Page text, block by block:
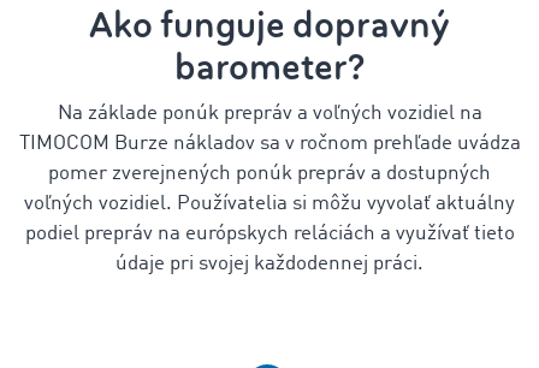
Ako funguje dopravný
barometer?
Na základe ponúk prepráv a voľných vozidiel na
TIMOCOM Burze nákladov sa v ročnom prehľade uvádza
pomer zverejnených ponúk prepráv a dostupných
voľných vozidiel. Používatelia si môžu vyvolať aktuálny
podiel prepráv na európskych reláciách a využívať tieto
údaje pri svojej každodennej práci.